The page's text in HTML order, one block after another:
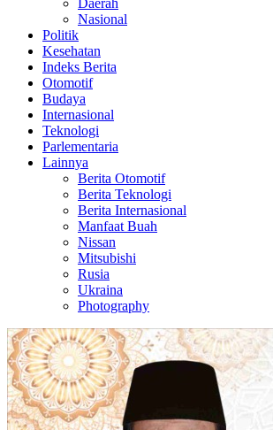
Daerah
Nasional
Politik
Kesehatan
Indeks Berita
Otomotif
Budaya
Internasional
Teknologi
Parlementaria
Lainnya
Berita Otomotif
Berita Teknologi
Berita Internasional
Manfaat Buah
Nissan
Mitsubishi
Rusia
Ukraina
Photography